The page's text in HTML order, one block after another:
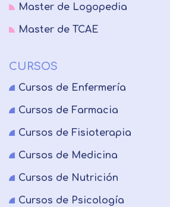
Master de Logopedia
Master de TCAE
CURSOS
Cursos de Enfermería
Cursos de Farmacia
Cursos de Fisioterapia
Cursos de Medicina
Cursos de Nutrición
Cursos de Psicología